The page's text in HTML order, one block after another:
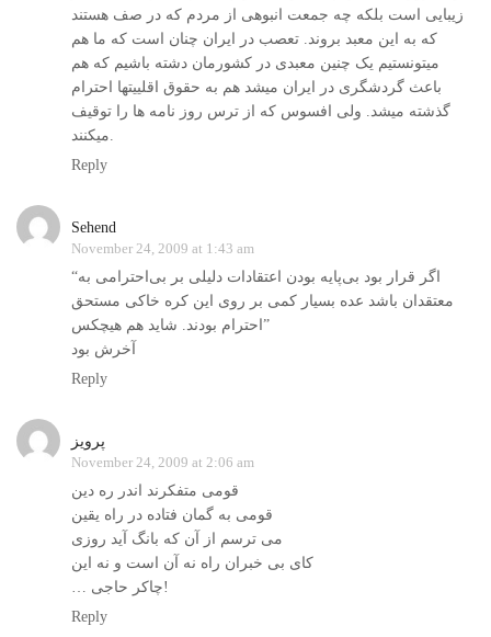
زیبایی است بلکه چه جمعت انبوهی از مردم که در صف هستند
که به این معبد بروند. تعصب در ایران چنان است که ما هم
میتونستیم یک چنین معبدی در کشورمان دشته باشیم که هم
باعث گردشگری در ایران میشد هم به حقوق اقلییتها احترام
گذشته میشد. ولی افسوس که از ترس روز نامه ها را توقیف
میکنند.
Reply
Sehend
November 24, 2009 at 1:43 am
“اگر قرار بود بی‌پایه بودن اعتقادات دلیلی بر بی‌احترامی به
معتقدان باشد عده بسیار کمی بر روی این کره خاکی مستحق
احترام بودند. شاید هم هیچکس”
آخرش بود
Reply
پرویز
November 24, 2009 at 2:06 am
قومی متفکرند اندر ره دین
قومی به گمان فتاده در راه یقین
می ترسم از آن که بانگ آید روزی
کای بی خبران راه نه آن است و نه این
… چاکر حاجی!
Reply